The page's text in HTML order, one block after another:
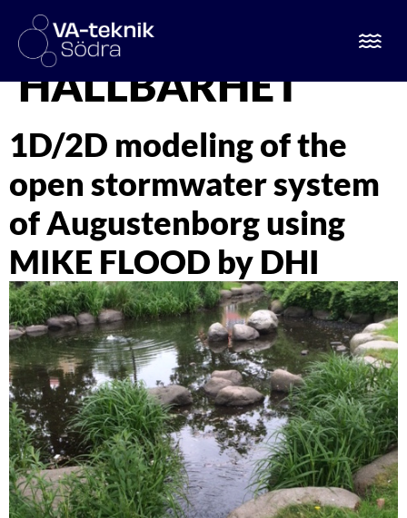
ETIKETT:
HÅLLBARHET
1D/2D modeling of the
open stormwater system
of Augustenborg using
MIKE FLOOD by DHI